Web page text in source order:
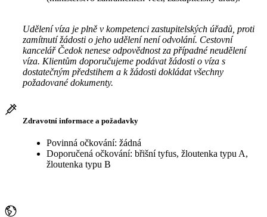
Udělení víza je plně v kompetenci zastupitelských úřadů, proti
zamítnutí žádosti o jeho udělení není odvolání. Cestovní
kancelář Čedok nenese odpovědnost za případné neudělení
víza. Klientům doporučujeme podávat žádosti o víza s
dostatečným předstihem a k žádosti dokládat všechny
požadované dokumenty.
Zdravotní informace a požadavky
Povinná očkování: žádná
Doporučená očkování: břišní tyfus, žloutenka typu A,
žloutenka typu B